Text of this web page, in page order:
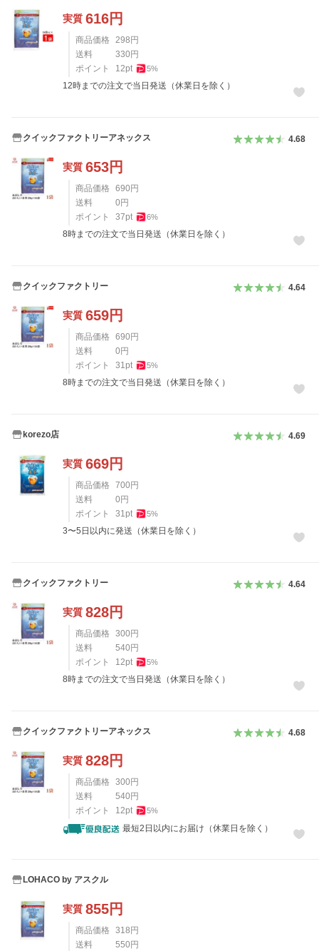
実質 616円
商品価格 298 円
送料
330 円
ポイント
12pt 5%
12時までの注文で当日発送（休業日を除く）
クイックファクトリーアネックス 4.68
実質 653円
商品価格 690 円
送料
0 円
ポイント
37pt 6%
8時までの注文で当日発送（休業日を除く）
クイックファクトリー 4.64
実質 659円
商品価格 690 円
送料
0 円
ポイント
31pt 5%
8時までの注文で当日発送（休業日を除く）
korezo店 4.69
実質 669円
商品価格 700 円
送料
0 円
ポイント
31pt 5%
3〜5日以内に発送（休業日を除く）
クイックファクトリー 4.64
実質 828円
商品価格 300 円
送料
540 円
ポイント
12pt 5%
8時までの注文で当日発送（休業日を除く）
クイックファクトリーアネックス 4.68
実質 828円
商品価格 300 円
送料
540 円
ポイント
12pt 5%
最短2日以内にお届け（休業日を除く）
LOHACO by アスクル
実質 855円
商品価格 318 円
送料
550 円